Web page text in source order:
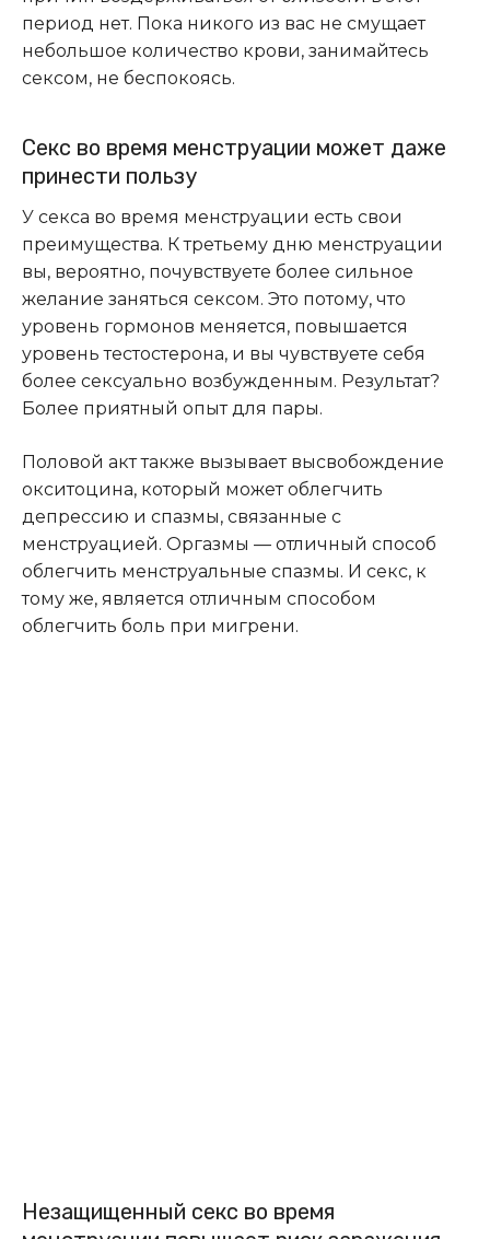
период нет. Пока никого из вас не смущает
небольшое количество крови, занимайтесь
сексом, не беспокоясь.
Секс во время менструации может даже
принести пользу
У секса во время менструации есть свои
преимущества. К третьему дню менструации
вы, вероятно, почувствуете более сильное
желание заняться сексом. Это потому, что
уровень гормонов меняется, повышается
уровень тестостерона, и вы чувствуете себя
более сексуально возбужденным. Результат?
Более приятный опыт для пары.
Половой акт также вызывает высвобождение
окситоцина, который может облегчить
депрессию и спазмы, связанные с
менструацией. Оргазмы — отличный способ
облегчить менструальные спазмы. И секс, к
тому же, является отличным способом
облегчить боль при мигрени.
Незащищенный секс во время